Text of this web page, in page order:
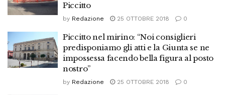
Piccitto
by Redazione 25 OTTOBRE 2018 0
Piccitto nel mirino: “Noi consiglieri
predisponiamo gli atti e la Giunta se ne
impossessa facendo bella figura al posto
nostro”
by Redazione 25 OTTOBRE 2018 0